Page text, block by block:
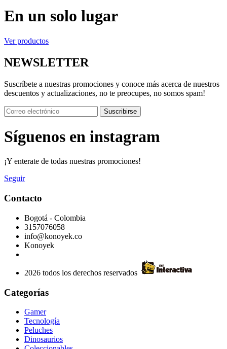
En un solo lugar
Ver productos
NEWSLETTER
Suscríbete a nuestras promociones y conoce más acerca de nuestros
descuentos y actualizaciones, no te preocupes, no somos spam!
Suscribirse
Síguenos en instagram
¡Y enterate de todas nuestras promociones!
Seguir
Contacto
Bogotá - Colombia
3157076058
info@konoyek.co
Konoyek
2026 todos los derechos reservados
Categorías
Gamer
Tecnología
Peluches
Dinosaurios